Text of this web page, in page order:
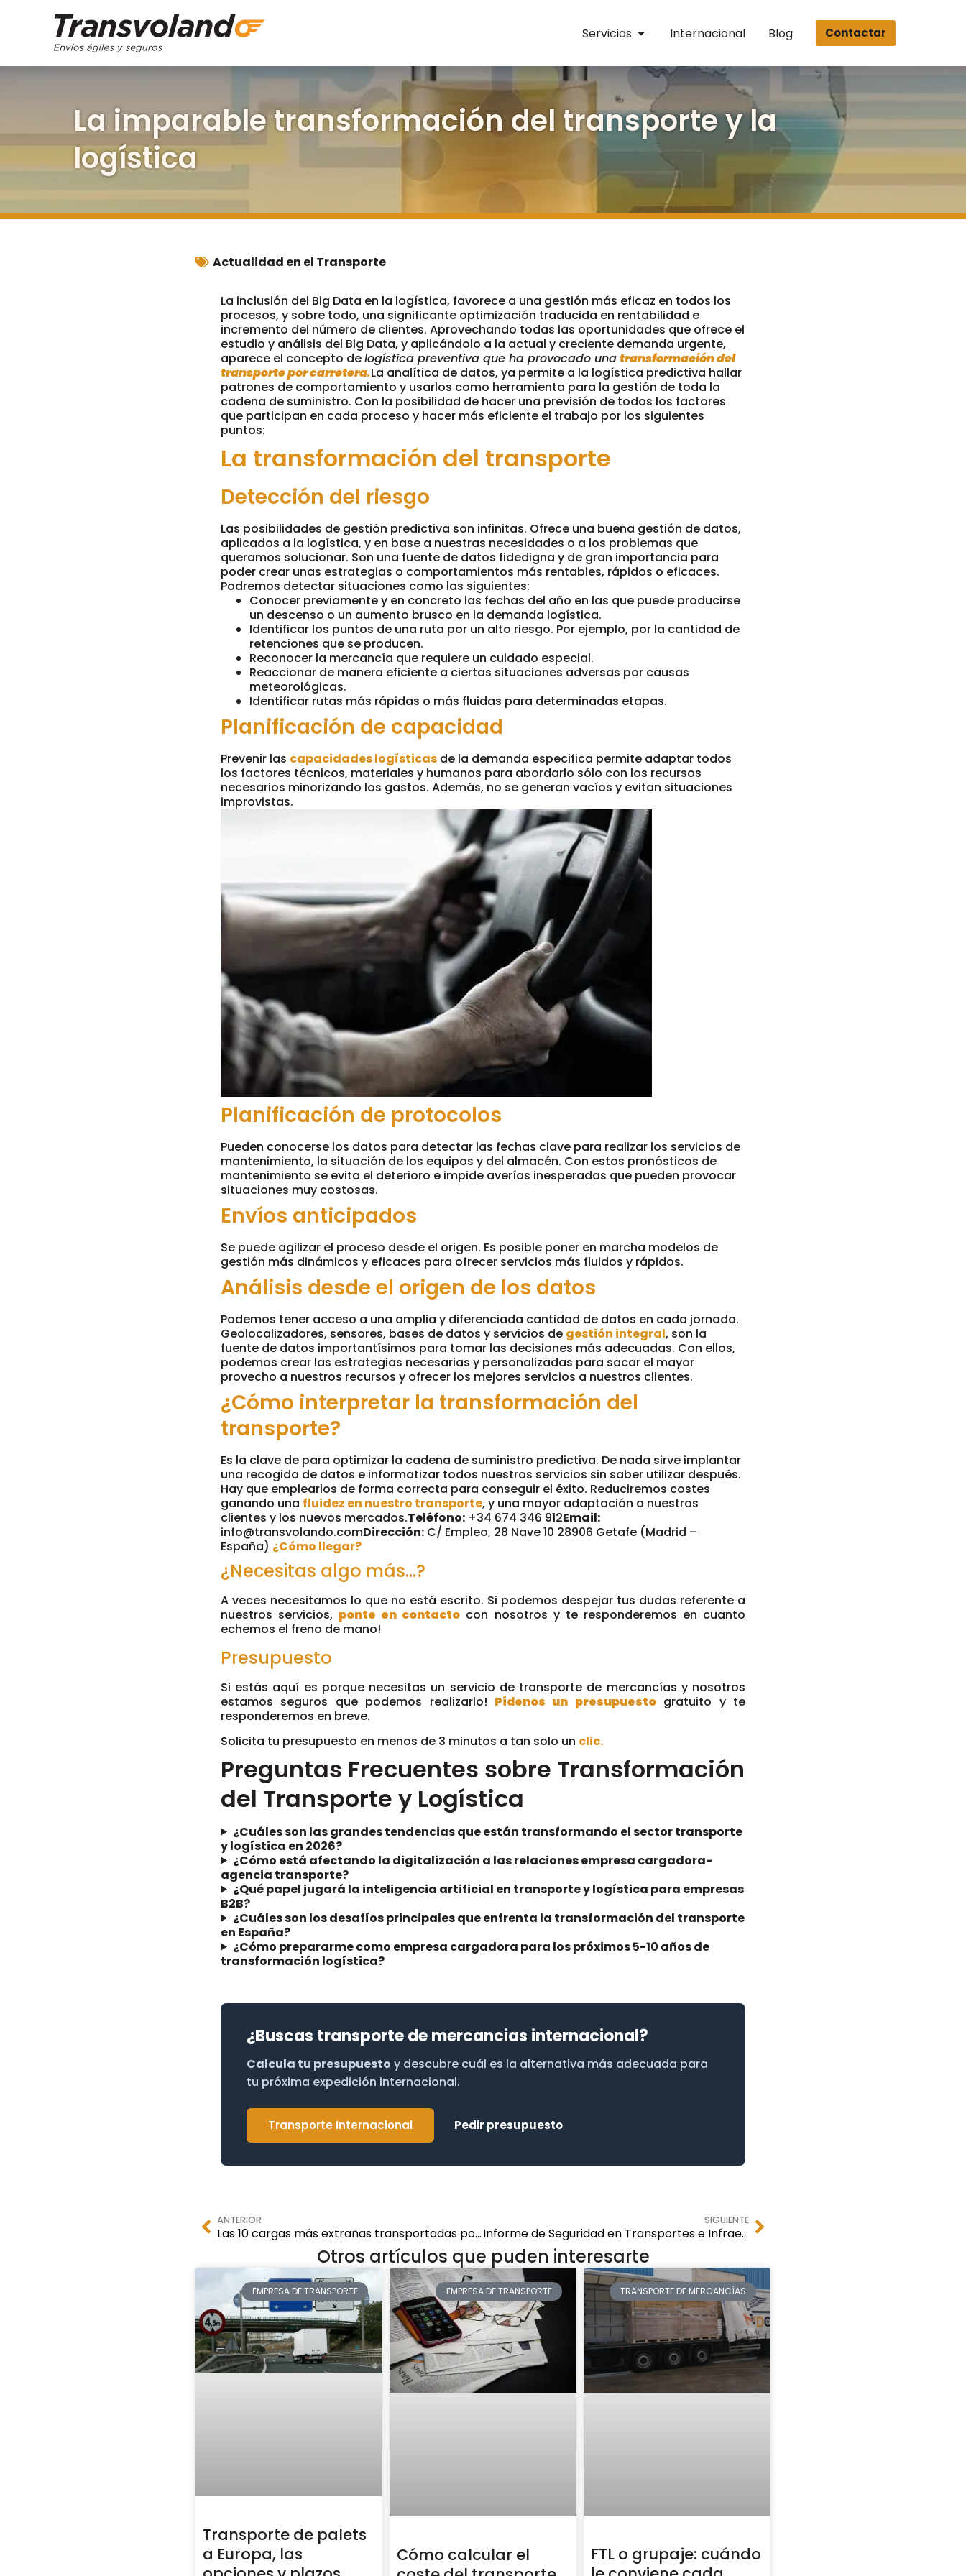
Servicios Internacional Blog Contactar
La imparable transformación del transporte y la
logística
Actualidad en el Transporte
La inclusión del Big Data en la logística, favorece a una gestión más eficaz en todos los
procesos, y sobre todo, una significante optimización traducida en rentabilidad e
incremento del número de clientes. Aprovechando todas las oportunidades que ofrece el
estudio y análisis del Big Data, y aplicándolo a la actual y creciente demanda urgente,
aparece el concepto delogística preventiva que ha provocado unatransformación del
transporte por carretera.La analítica de datos, ya permite a la logística predictiva hallar
patrones de comportamiento y usarlos como herramienta para la gestión de toda la
cadena de suministro. Con la posibilidad de hacer una previsión de todos los factores
que participan en cada proceso y hacer más eficiente el trabajo por los siguientes
puntos:
La transformación del transporte
Detección del riesgo
Las posibilidades de gestión predictiva son infinitas. Ofrece una buena gestión de datos,
aplicados a la logística, y en base a nuestras necesidades o a los problemas que
queramos solucionar. Son una fuente de datos fidedigna y de gran importancia para
poder crear unas estrategias o comportamientos más rentables, rápidos o eficaces.
Podremos detectar situaciones como las siguientes:
Conocer previamente y en concreto las fechas del año en las que puede producirse
un descenso o un aumento brusco en la demanda logística.
Identificar los puntos de una ruta por un alto riesgo. Por ejemplo, por la cantidad de
retenciones que se producen.
Reconocer la mercancía que requiere un cuidado especial.
Reaccionar de manera eficiente a ciertas situaciones adversas por causas
meteorológicas.
Identificar rutas más rápidas o más fluidas para determinadas etapas.
Planificación de capacidad
Prevenir las capacidades logísticas de la demanda especifica permite adaptar todos
los factores técnicos, materiales y humanos para abordarlo sólo con los recursos
necesarios minorizando los gastos. Además, no se generan vacíos y evitan situaciones
improvistas.
Planificación de protocolos
Pueden conocerse los datos para detectar las fechas clave para realizar los servicios de
mantenimiento, la situación de los equipos y del almacén. Con estos pronósticos de
mantenimiento se evita el deterioro e impide averías inesperadas que pueden provocar
situaciones muy costosas.
Envíos anticipados
Se puede agilizar el proceso desde el origen. Es posible poner en marcha modelos de
gestión más dinámicos y eficaces para ofrecer servicios más fluidos y rápidos.
Análisis desde el origen de los datos
Podemos tener acceso a una amplia y diferenciada cantidad de datos en cada jornada.
Geolocalizadores, sensores, bases de datos y servicios de gestión integral, son la
fuente de datos importantísimos para tomar las decisiones más adecuadas. Con ellos,
podemos crear las estrategias necesarias y personalizadas para sacar el mayor
provecho a nuestros recursos y ofrecer los mejores servicios a nuestros clientes.
¿Cómo interpretar la transformación del
transporte?
Es la clave de para optimizar la cadena de suministro predictiva. De nada sirve implantar
una recogida de datos e informatizar todos nuestros servicios sin saber utilizar después.
Hay que emplearlos de forma correcta para conseguir el éxito. Reduciremos costes
ganando una fluidez en nuestro transporte, y una mayor adaptación a nuestros
clientes y los nuevos mercados.Teléfono: +34 674 346 912Email:
info@transvolando.comDirección: C/ Empleo, 28 Nave 10 28906 Getafe (Madrid –
España) ¿Cómo llegar?
¿Necesitas algo más…?
A veces necesitamos lo que no está escrito. Si podemos despejar tus dudas referente a
nuestros servicios, ponte en contacto con nosotros y te responderemos en cuanto
echemos el freno de mano!
Presupuesto
Si estás aquí es porque necesitas un servicio de transporte de mercancías y nosotros
estamos seguros que podemos realizarlo! Pídenos un presupuestogratuito y te
responderemos en breve.
Solicita tu presupuesto en menos de 3 minutos a tan solo un clic.
Preguntas Frecuentes sobre Transformación
del Transporte y Logística
¿Cuáles son las grandes tendencias que están transformando el sector transporte
y logística en 2026?
¿Cómo está afectando la digitalización a las relaciones empresa cargadora-
agencia transporte?
¿Qué papel jugará la inteligencia artificial en transporte y logística para empresas
B2B?
¿Cuáles son los desafíos principales que enfrenta la transformación del transporte
en España?
¿Cómo prepararme como empresa cargadora para los próximos 5-10 años de
transformación logística?
¿Buscas transporte de mercancias internacional?
Calcula tu presupuesto y descubre cuál es la alternativa más adecuada para
tu próxima expedición internacional.
Transporte Internacional Pedir presupuesto
ANTERIOR
Las 10 cargas más extrañas transportadas por carretera
SIGUIENTE
Informe de Seguridad en Transportes e Infraestructuras
Otros artículos que puden interesarte
EMPRESA DE TRANSPORTE
Transporte de palets
a Europa, las
EMPRESA DE TRANSPORTE
Cómo calcular el
TRANSPORTE DE MERCANCÍAS
FTL o grupaje: cuándo